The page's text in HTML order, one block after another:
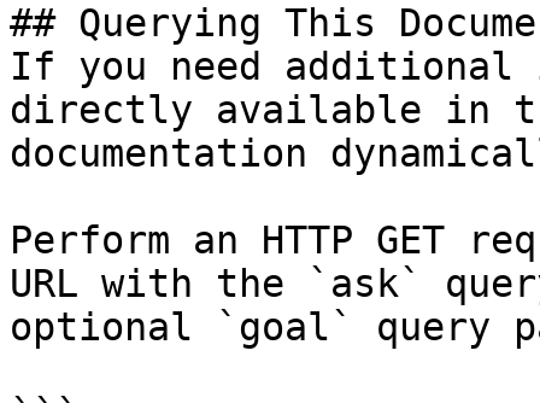
## Querying This
If you need
directly available in
documentation
Perform an HTTP GET
URL with the `ask`
optional `goal` query